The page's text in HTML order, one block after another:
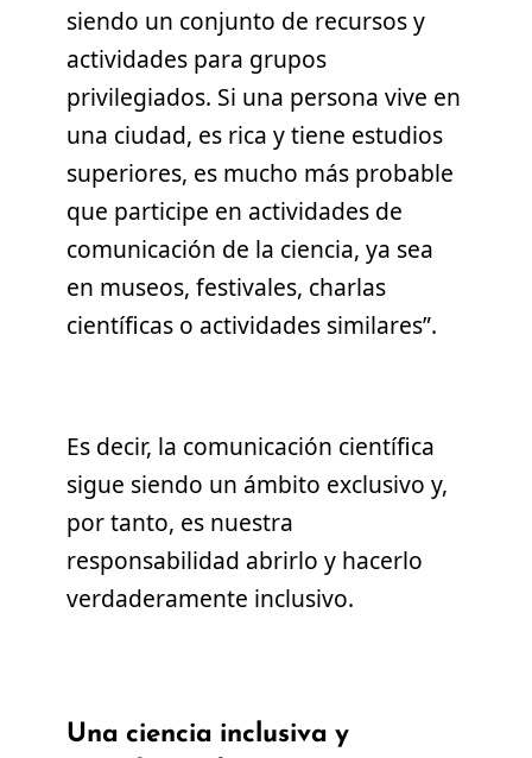
siendo un conjunto de recursos y
actividades para grupos
privilegiados. Si una persona vive en
una ciudad, es rica y tiene estudios
superiores, es mucho más probable
que participe en actividades de
comunicación de la ciencia, ya sea
en museos, festivales, charlas
científicas o actividades similares”.
Es decir, la comunicación científica
sigue siendo un ámbito exclusivo y,
por tanto, es nuestra
responsabilidad abrirlo y hacerlo
verdaderamente inclusivo.
Una ciencia inclusiva y